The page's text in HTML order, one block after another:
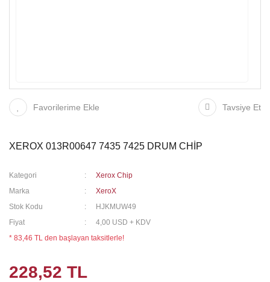
Favorilerime Ekle Tavsiye Et
XEROX 013R00647 7435 7425 DRUM CHİP
Kategori
Xerox Chip
Marka
XeroX
Stok Kodu
HJKMUW49
Fiyat
4,00 USD + KDV
* 83,46 TL den başlayan taksitlerle!
228,52 TL